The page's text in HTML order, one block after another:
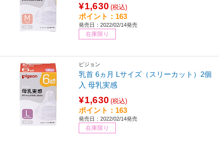
¥1,630 (税込)
ポイント：163
発売日：2022/02/14発売
在庫限り
ピジョン
乳首 6ヵ月 Lサイズ（スリーカット）2個
入 母乳実感
¥1,630 (税込)
ポイント：163
発売日：2022/02/14発売
在庫限り